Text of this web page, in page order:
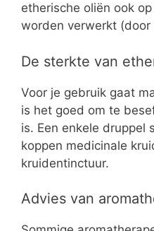
etherische oliën ook
worden verwerkt
De sterkte van
Voor je gebruik gaat
is het goed om te
is. Een enkele druppel
koppen medicinale
kruidentinctuur.
Advies van